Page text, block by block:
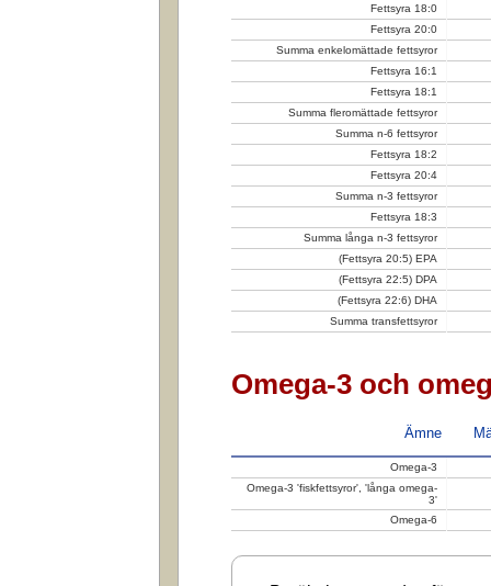
Fettsyra 18:0
Fettsyra 20:0
Summa enkelomättade fettsyror
Fettsyra 16:1
Fettsyra 18:1
Summa fleromättade fettsyror
Summa n-6 fettsyror
Fettsyra 18:2
Fettsyra 20:4
Summa n-3 fettsyror
Fettsyra 18:3
Summa långa n-3 fettsyror
(Fettsyra 20:5) EPA
(Fettsyra 22:5) DPA
(Fettsyra 22:6) DHA
Summa transfettsyror
Omega-3 och
Ämne
Omega-3
Omega-3 'fiskfettsyror', 'långa omega-
3'
Omega-6